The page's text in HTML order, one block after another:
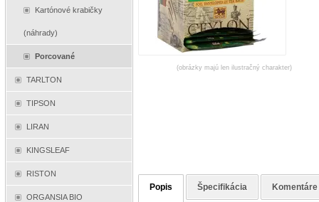
Kartónové krabičky
(náhrady)
Porcované
TARLTON
TIPSON
LIRAN
KINGSLEAF
RISTON
ORGANSIA BIO
(obrázky majú len ilustračný charakter)
Popis Špecifikácia Komentáre